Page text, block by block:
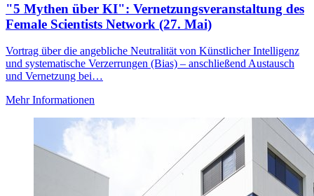
"5 Mythen über KI": Vernetzungsveranstaltung des
Female Scientists Network (27. Mai)
Vortrag über die angebliche Neutralität von Künstlicher Intelligenz
und systematische Verzerrungen (Bias) – anschließend Austausch
und Vernetzung bei…
Mehr Informationen